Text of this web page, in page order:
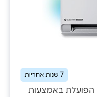
7שנות אחריות
הפועלת באמצעות